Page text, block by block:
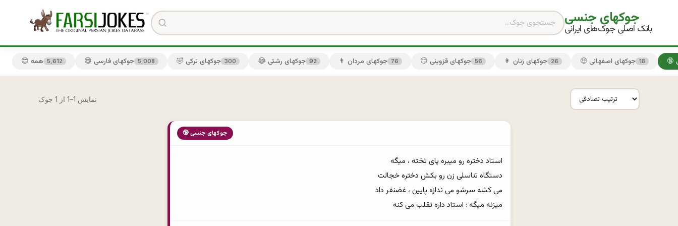
جوکهای جنسی
بانک اصلی جوک‌های ایرانی
😊 همه 5,612 😄 جوکهای فارسی 5,008 🤣 جوکهای ترکی 300 😂 جوکهای رشتی 92 👨 جوکهای مردان 76 😏 جوکهای قزوینی 56 👩 جوکهای زنان 26 🤑 جوکهای اصفهانی 18
نمایش 1–1 از 1 جوک
🔞 جوکهای جنسی
ميزنه ميگه : استاد داره تقلب می كنه